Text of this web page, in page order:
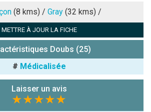
attribuer :
(8 kms) / Gray(32 kms) /
METTRE À JOUR LA FICHE
Doubs (25)
# Médicalisée
Laisser un avis
★★★★★